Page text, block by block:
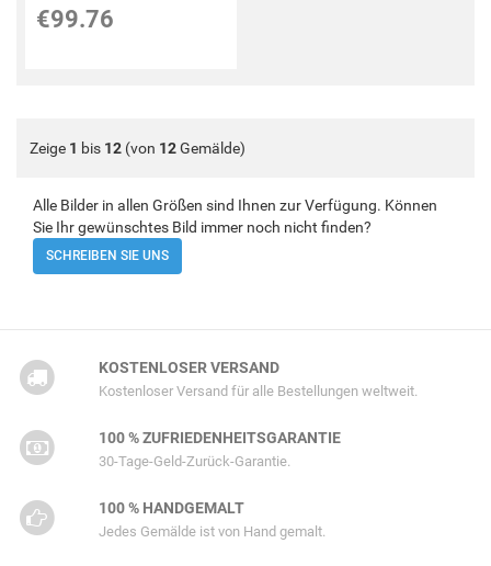
€99.76
Zeige 1 bis 12 (von 12Gemälde)
Alle Bilder in allen Größen sind Ihnen zur Verfügung. Können
Sie Ihr gewünschtes Bild immer noch nicht finden?
SCHREIBEN SIE UNS
KOSTENLOSER VERSAND
Kostenloser Versand für alle Bestellungen weltweit.
100 % ZUFRIEDENHEITSGARANTIE
30-Tage-Geld-Zurück-Garantie.
100 % HANDGEMALT
Jedes Gemälde ist von Hand gemalt.